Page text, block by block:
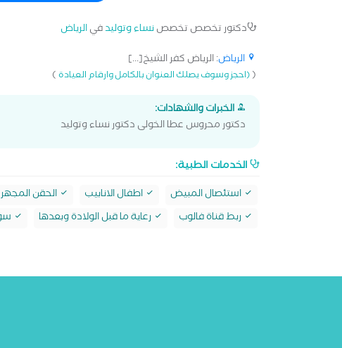
دكتور تخصص تخصصنساء وتوليدفيالرياض
الرياض: الرياض كفر الشيخ[...]
((احجز وسوف يصلك العنوان بالكامل وارقام العيادة)
الخبرات والشهادات:
دكتور محروس عطا الخولى دكتور نساء وتوليد
الخدمات الطبية:
استئصال المبيض اطفال الانابيب الحقن
ربط قناة فالوب
رعاية ما قبل الولادة وبعدها